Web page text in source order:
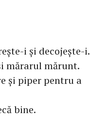
i și decojește-i.
mărarul mărunt.
și piper pentru a
bine.